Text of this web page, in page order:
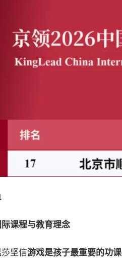
际课程与教育理念
莎坚信游戏是孩子最重要的功课